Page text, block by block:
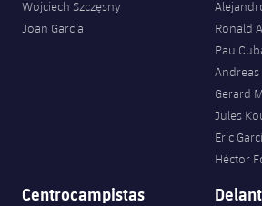
Wojciech Szczęsny
Joan Garcia
Ronald
Pau
Andreas
Gerard
Jules
Eric
Héctor
Centrocampistas